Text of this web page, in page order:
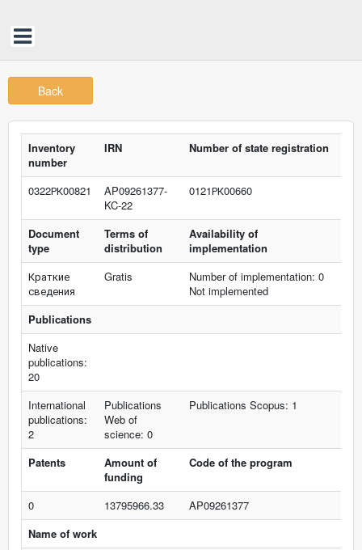
Back
Inventory
number
IRN Number of state registration
0322РК00821
AP09261377-
KC-22
0121РК00660
Document
type
Terms of
distribution
Availability of
implementation
Краткие
сведения
Gratis
Number of implementation: 0
Not implemented
Publications
Native
publications:
20
International
publications:
2
Publications
Web of
science: 0
Publications Scopus: 1
Patents
Amount of
funding
Code of the program
0 13795966.33
AP09261377
Name of work